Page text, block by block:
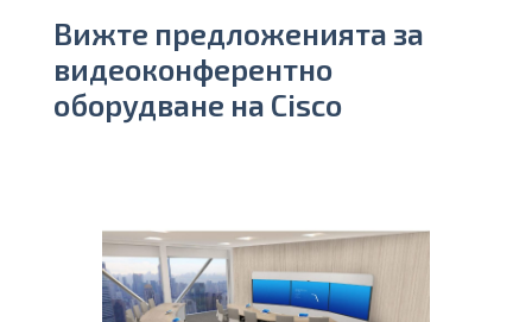
Вижте предложенията за
видеоконферентно
оборудване на Сisco